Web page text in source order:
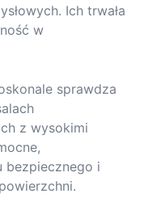
Ich trwała
w
sprawdza
z wysokimi
bezpiecznego i